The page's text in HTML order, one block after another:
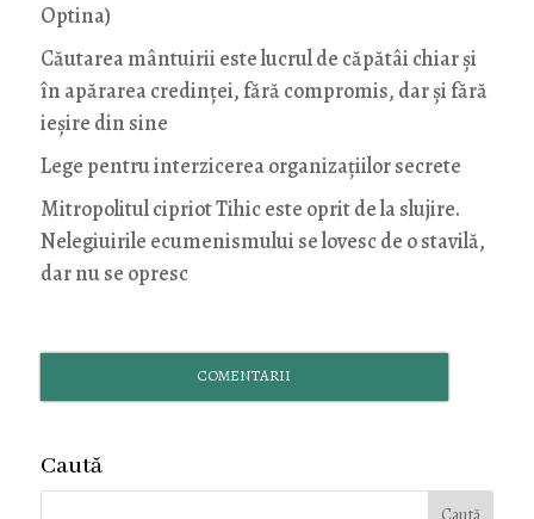
Optina)
Căutarea mântuirii este lucrul de căpătâi chiar și
în apărarea credinței, fără compromis, dar și fără
ieșire din sine
Lege pentru interzicerea organizaţiilor secrete
Mitropolitul cipriot Tihic este oprit de la slujire.
Nelegiuirile ecumenismului se lovesc de o stavilă,
dar nu se opresc
COMENTARII
Caută